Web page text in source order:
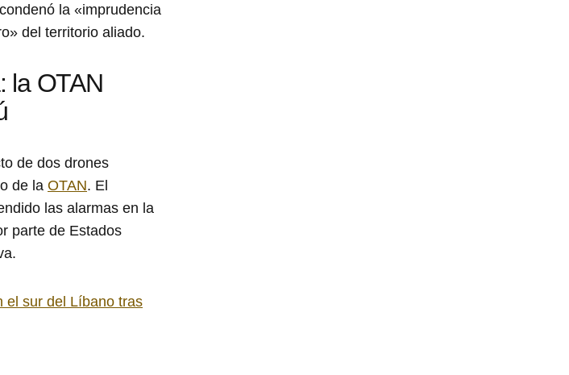
la «imprudencia
del territorio aliado.
la OTAN
de dos drones
de la OTAN. El
las alarmas en la
parte de Estados
el sur del Líbano tras